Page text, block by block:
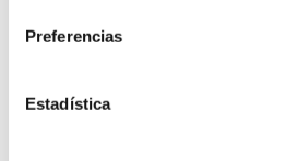
Preferencias
Estadística
publicación
provisional
Fin plazo plicas